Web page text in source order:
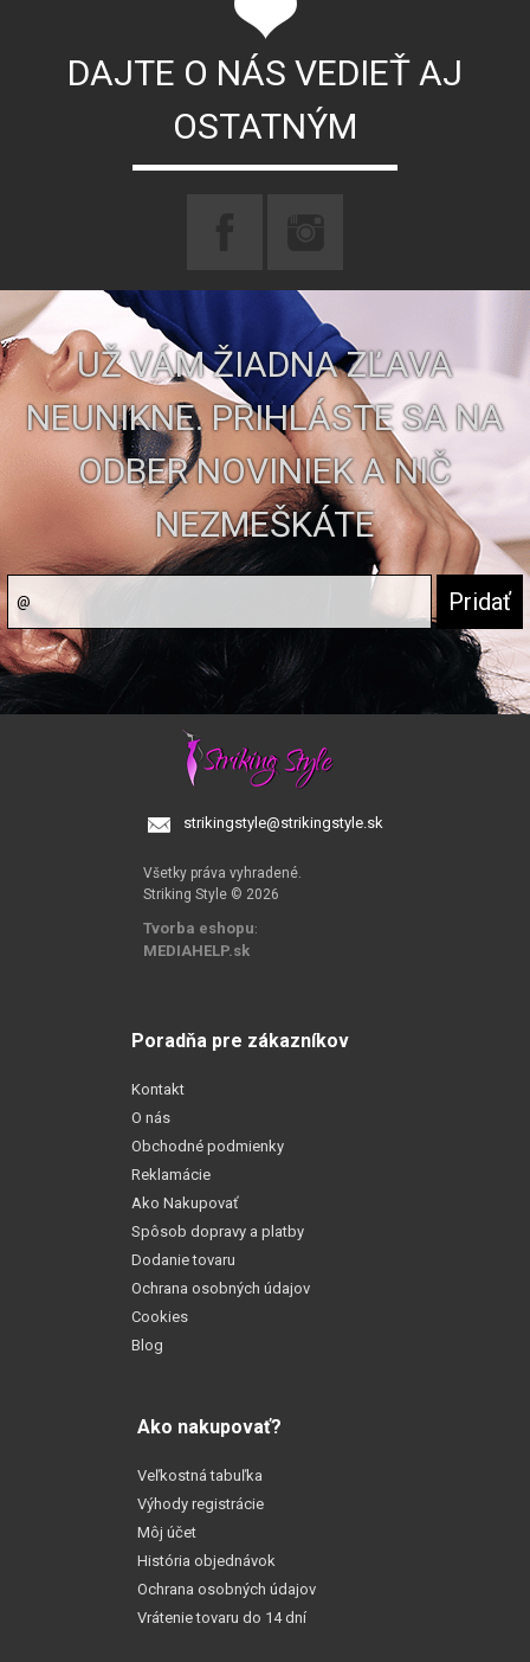
DAJTE O NÁS VEDIEŤ AJ
OSTATNÝM
UŽ VÁM ŽIADNA ZĽAVA
NEUNIKNE. PRIHLÁSTE SA NA
ODBER NOVINIEK A NIČ
NEZMEŠKÁTE
strikingstyle@strikingstyle.sk
Všetky práva vyhradené.
Striking Style © 2026
Tvorba eshopu:
MEDIAHELP.sk
Poradňa pre zákazníkov
Kontakt
O nás
Obchodné podmienky
Reklamácie
Ako Nakupovať
Spôsob dopravy a platby
Dodanie tovaru
Ochrana osobných údajov
Cookies
Blog
Ako nakupovať?
Veľkostná tabuľka
Výhody registrácie
Môj účet
História objednávok
Ochrana osobných údajov
Vrátenie tovaru do 14 dní